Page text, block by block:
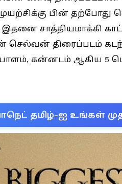
பின் தற்போது
சாத்தியமாக்கி
திரைப்படம் கடந்த
கன்னடம் ஆகிய 5
தமிழ்-ஐ உங்கள்